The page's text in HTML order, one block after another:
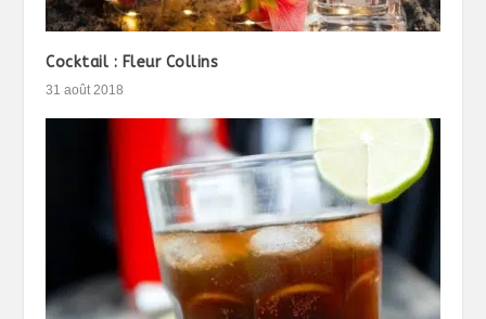
Cocktail : Fleur Collins
31 août 2018